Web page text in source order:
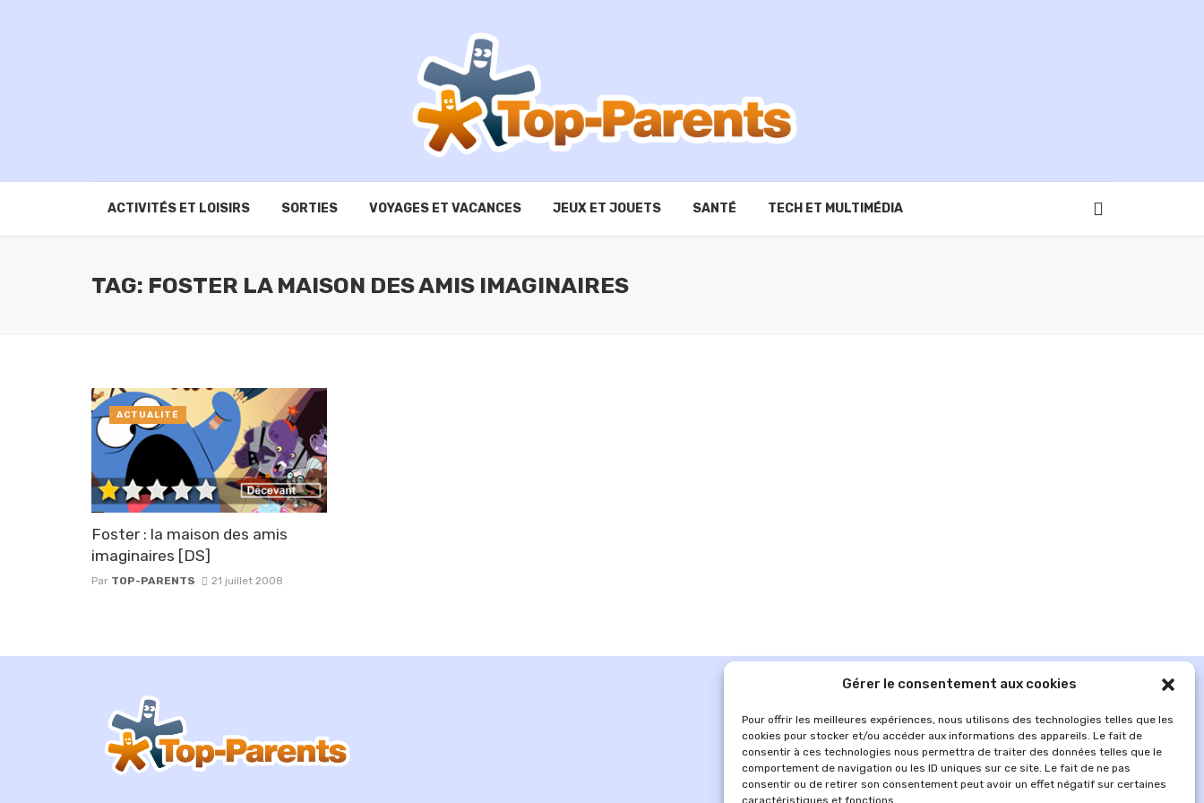
Gérer le consentement aux cookies
Pour offrir les meilleures expériences, nous utilisons des technologies telles que les
cookies pour stocker et/ou accéder aux informations des appareils. Le fait de
consentir à ces technologies nous permettra de traiter des données telles que le
comportement de navigation ou les ID uniques sur ce site. Le fait de ne pas
consentir ou de retirer son consentement peut avoir un effet négatif sur certaines
caractéristiques et fonctions.
ACTIVITÉS ET LOISIRS SORTIES VOYAGES ET VACANCES JEUX ET JOUETS SANTÉ TECH ET MULTIMÉDIA
TAG: FOSTER LA MAISON DES AMIS IMAGINAIRES
Foster : la maison des amis
imaginaires [DS]
Par TOP-PARENTS 21 juillet 2008
ACTUALITÉ